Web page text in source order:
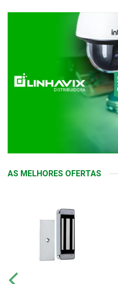
AS MELHORES OFERTAS